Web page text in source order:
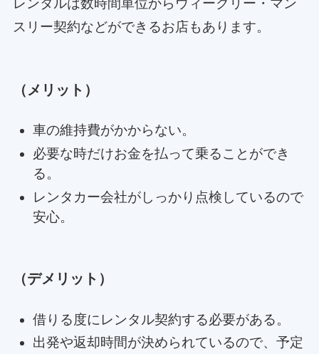
スリー契約などができるお店もあります。
（メリット）
車の維持費がかからない。
必要な時だけお金を払って乗ることができ
る。
レンタカー会社がしっかり点検しているので
安心。
（デメリット）
借りる度にレンタル契約する必要がある。
出発や返却時間が決められているので、予定